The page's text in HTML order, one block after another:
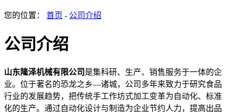
您的位置： 首页 - 公司介绍
公司介绍
山东隆泽机械有限公司 是集科研、生产、销售服务于一体的企
业。位于著名的恐龙之乡—诸城，公司多年来致力于研究食品
行业的发展趋势，把传统手工作坊式加工变革为自动化、标准
化的生产。通过自动化设计与制造为企业节约人力，提高出品